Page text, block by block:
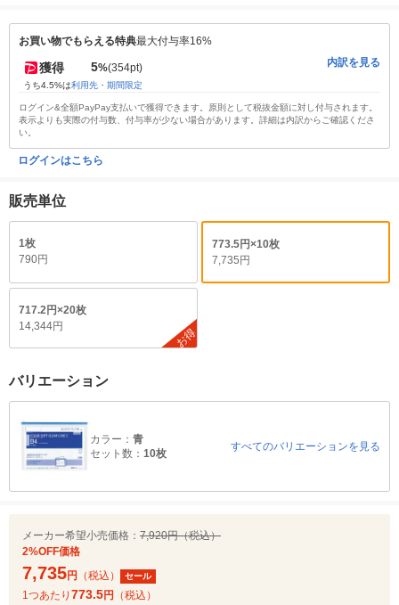
お買い物でもらえる特典最大付与率16%
獲得 5%(354pt)
うち4.5%は利用先・期間限定
内訳を見る
ログイン&全額PayPay支払いで獲得できます。原則として税抜金額に対し付与されます。
表示よりも実際の付与数、付与率が少ない場合があります。詳細は内訳からご確認くださ
い。
ログインはこちら
販売単位
1枚
790円
773.5円×10枚
7,735円
717.2円×20枚
14,344円
お得
バリエーション
カラー： 青
セット数： 10枚
すべてのバリエーションを見る
メーカー希望小売価格： 7,920円（税込）
2%OFF価格
7,735円 （税込） セール
1つあたり 773.5円 （税込）